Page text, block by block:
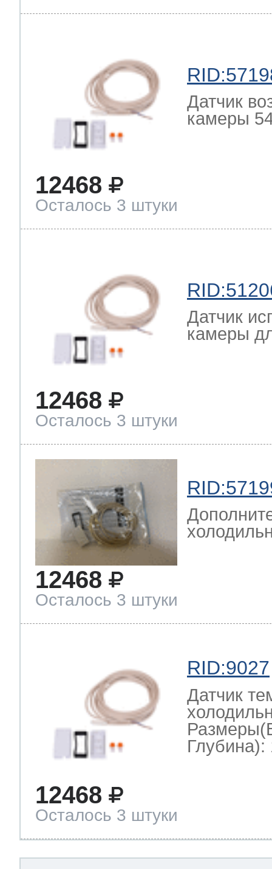
Датчик
камеры
12468
Осталось 3 штуки
Датчик
камеры
12468
Осталось 3 штуки
12468
Осталось 3 штуки
RID:9027
Датчик
Глубина):
12468
Осталось 3 штуки